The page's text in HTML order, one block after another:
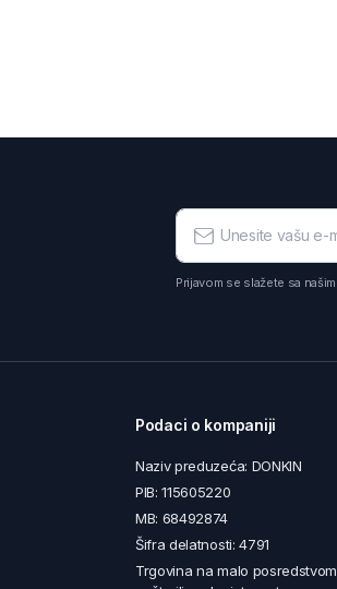
Prijavom se slažete sa našim
Podaci o kompaniji
Naziv preduzeća: DONKIN
PIB: 115605220
MB: 68492874
Šifra delatnosti: 4791
Trgovina na malo posredstvom